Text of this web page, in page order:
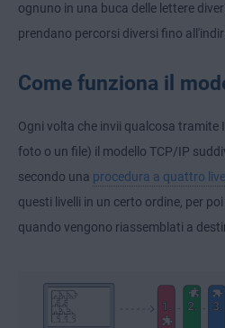
ognuno in una buca delle lettere
prendano percorsi diversi fino
Come funziona il
Ogni volta che invii qualcosa tramite
foto o un file) il modello TCP/IP
secondo una procedura a quattro
questi livelli in un certo ordine, per
quando vengono riassemblati a